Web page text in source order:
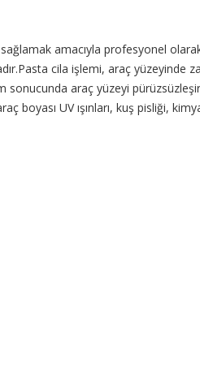
amacıyla profesyonel
cila işlemi, araç yüzeyinde
araç yüzeyi
UV ışınları, kuş pisliği,